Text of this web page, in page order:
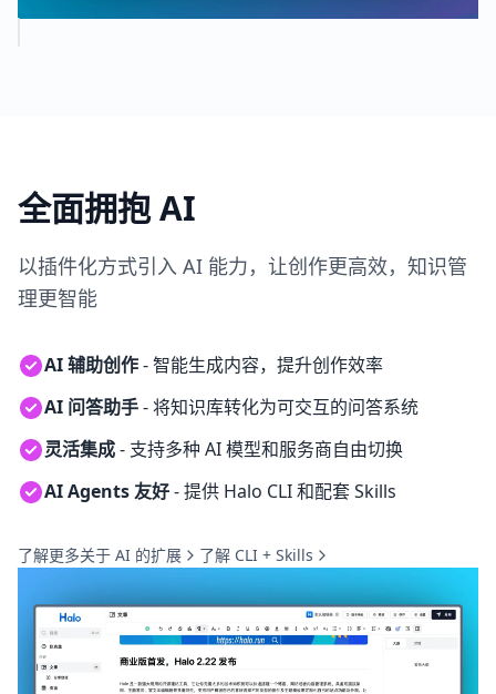
全面拥抱 AI
以插件化方式引入 AI 能力，让创作更高效，知识管
理更智能
AI 辅助创作- 智能生成内容，提升创作效率
AI 问答助手- 将知识库转化为可交互的问答系统
灵活集成- 支持多种 AI 模型和服务商自由切换
AI Agents 友好- 提供 Halo CLI 和配套 Skills
了解更多关于 AI 的扩展 了解 CLI + Skills